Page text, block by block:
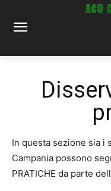
In questa sezione sia i
Campania possono
PRATICHE da parte